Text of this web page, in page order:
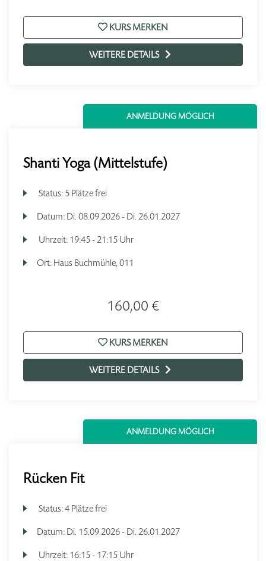
KURS MERKEN
WEITERE DETAILS
ANMELDUNG MÖGLICH
Shanti Yoga (Mittelstufe)
Status: 5 Plätze frei
Datum: Di. 08.09.2026 - Di. 26.01.2027
Uhrzeit: 19:45 - 21:15 Uhr
Ort: Haus Buchmühle, 011
160,00 €
KURS MERKEN
WEITERE DETAILS
ANMELDUNG MÖGLICH
Rücken Fit
Status:4 Plätze frei
Datum: Di. 15.09.2026 - Di. 26.01.2027
Uhrzeit: 16:15 - 17:15 Uhr